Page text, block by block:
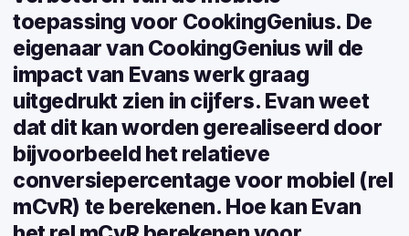
toepassing voor CookingGenius. De
eigenaar van CookingGenius wil de
impact van Evans werk graag
uitgedrukt zien in cijfers. Evan weet
dat dit kan worden gerealiseerd door
bijvoorbeeld het relatieve
conversiepercentage voor mobiel (rel
mCvR) te berekenen. Hoe kan Evan